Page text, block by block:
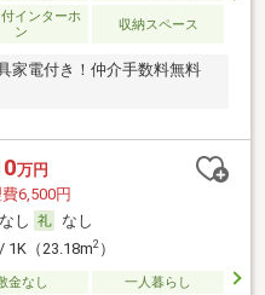
インターホ
ン
収納スペース
家電付き！仲介手数料無料
万円
6,500円
なし
なし
1K（23.18m2）
金なし 一人暮らし